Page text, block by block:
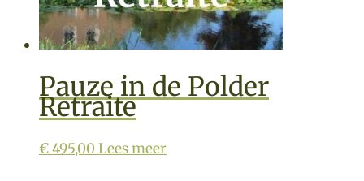
Pauze in de Polder
Retraite
€495,00 Lees meer